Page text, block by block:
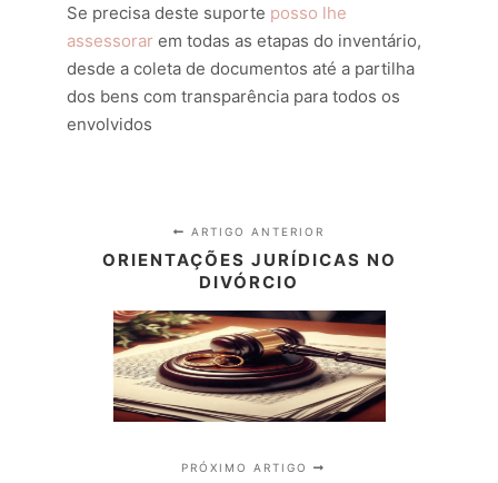
Se precisa deste suporte posso lhe
assessorar em todas as etapas do inventário,
desde a coleta de documentos até a partilha
dos bens com transparência para todos os
envolvidos
ARTIGO ANTERIOR
ORIENTAÇÕES JURÍDICAS NO
DIVÓRCIO
PRÓXIMO ARTIGO